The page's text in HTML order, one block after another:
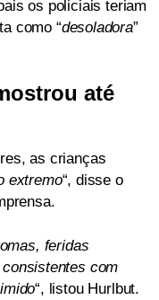
os policiais teriam
como “desoladora”
até
as crianças
extremo“, disse o
feridas
com
“, listou Hurlbut.